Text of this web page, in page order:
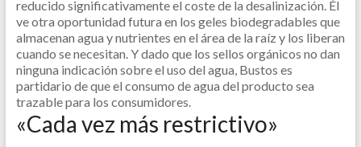
reducido significativamente el coste de la desalinización. Él
ve otra oportunidad futura en los geles biodegradables que
almacenan agua y nutrientes en el área de la raíz y los liberan
cuando se necesitan. Y dado que los sellos orgánicos no dan
ninguna indicación sobre el uso del agua, Bustos es
partidario de que el consumo de agua del producto sea
trazable para los consumidores.
«Cada vez más restrictivo»